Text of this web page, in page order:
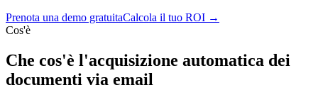
Prenota una demo gratuitaCalcola il tuo ROI →
Cos'è
Che cos'è l'acquisizione automatica dei
documenti via email